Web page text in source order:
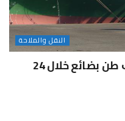
النقل والملاحة
ميناء دمياط يستقبل 30.4 ألف طن بضائع خلال 24